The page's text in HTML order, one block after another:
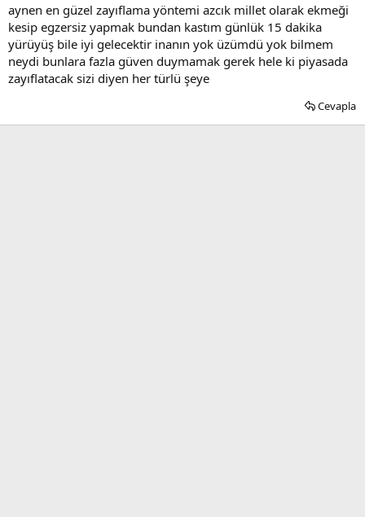
aynen en güzel zayıflama yöntemi azcık millet olarak ekmeği
kesip egzersiz yapmak bundan kastım günlük 15 dakika
yürüyüş bile iyi gelecektir inanın yok üzümdü yok bilmem
neydi bunlara fazla güven duymamak gerek hele ki piyasada
zayıflatacak sizi diyen her türlü şeye
Cevapla